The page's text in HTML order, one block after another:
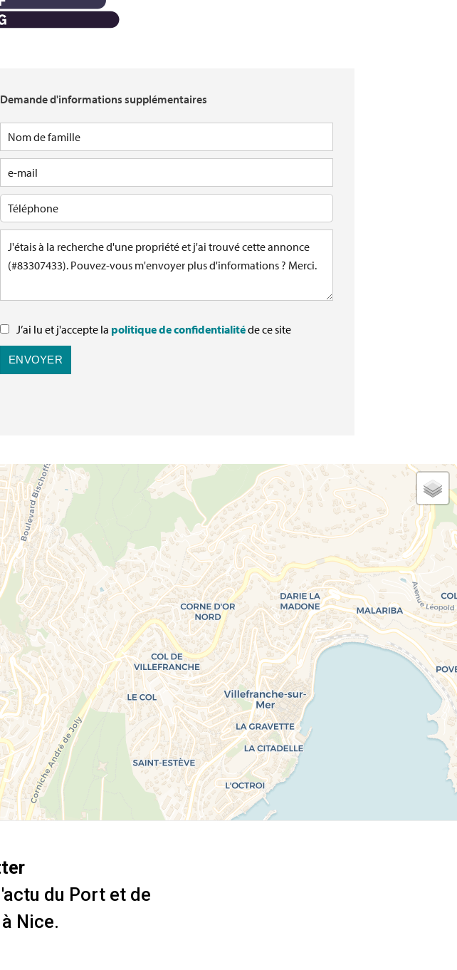
Demande d'informations supplémentaires
J’ai lu et j'accepte la politique de confidentialitéde ce site
ENVOYER